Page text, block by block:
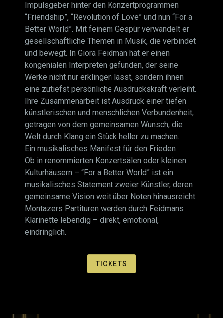
Impulsgeber hinter den Konzertprogrammen
“Friendship”, “Revolution of Love” und nun “For a
Better World”. Mit feinem Gespür verwandelt er
gesellschaftliche Themen in Musik, die verbindet
und bewegt. In Giora Feidman hat er einen
kongenialen Interpreten gefunden, der seine
Werke nicht nur erklingen lässt, sondern ihnen
eine zutiefst persönliche Ausdruckskraft verleiht.
Ihre Zusammenarbeit ist Ausdruck einer tiefen
künstlerischen und menschlichen Verbundenheit,
getragen von dem gemeinsamen Wunsch, die
Welt durch Klang ein Stück heller zu machen.
Ein musikalisches Manifest für den Frieden
Ob in renommierten Konzertsälen oder kleinen
Kulturhäusern – “For a Better World” ist ein
musikalisches Statement zweier Künstler, deren
gemeinsame Vision weit über Noten hinausreicht.
Montazers Partituren werden durch Feidmans
Klarinette lebendig – direkt, emotional,
eindringlich.
TICKETS